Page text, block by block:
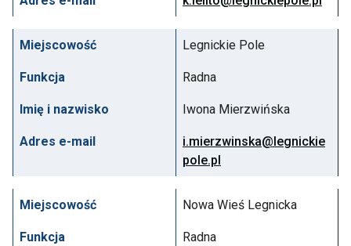
Miejscowość Legnickie Pole
Funkcja Radna
Imię i nazwisko Iwona Mierzwińska
Adres e-mail
i.mierzwinska@legnickie
pole.pl
Miejscowość Nowa Wieś Legnicka
Funkcja Radna